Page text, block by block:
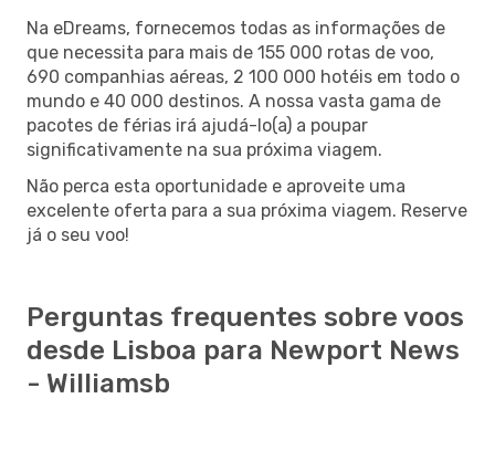
Na eDreams, fornecemos todas as informações de
que necessita para mais de 155 000 rotas de voo,
690 companhias aéreas, 2 100 000 hotéis em todo o
mundo e 40 000 destinos. A nossa vasta gama de
pacotes de férias irá ajudá-lo(a) a poupar
significativamente na sua próxima viagem.
Não perca esta oportunidade e aproveite uma
excelente oferta para a sua próxima viagem. Reserve
já o seu voo!
Perguntas frequentes sobre voos
desde Lisboa para Newport News
- Williamsb